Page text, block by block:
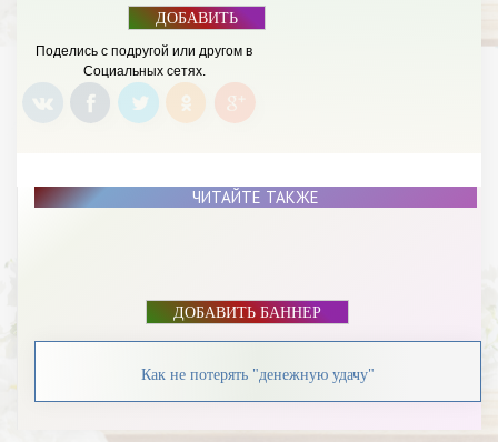
ДОБАВИТЬ
Поделись с подругой или другом в
Социальных сетях.
ЧИТАЙТЕ ТАКЖЕ
ДОБАВИТЬ БАННЕР
Как не потерять "денежную удачу"